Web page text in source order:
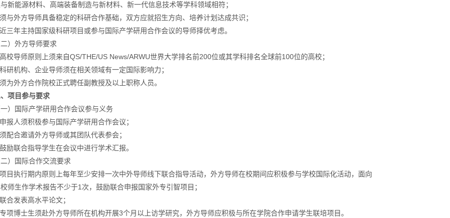
新能源材料、高端装备制造与新材料、新一代信息技术等学科领域相符；
与外方导师具备稳定的科研合作基础，双方应就招生方向、培养计划达成共识；
三年主持国家级科研项目或参与国际产学研用合作会议的导师择优考虑。
）外方导师要求
校导师原则上须来自QS/THE/US News/ARWU世界大学排名前200位或其学科排名全球前100位的高校；
研机构、企业导师须在相关领域有一定国际影响力；
为外方合作院校正式聘任副教授及以上职称人员。
项目参与要求
）国际产学研用合作会议参与义务
报人须积极参与国际产学研用合作会议；
配合邀请外方导师或其团队代表参会；
励联合指导学生在会议中进行学术汇报。
）国际合作交流要求
目执行期内原则上每年至少安排一次中外导师线下联合指导活动，外方导师在校期间应积极参与学校国际化活动，面向
师生作学术报告不少于1次，鼓励联合申报国家外专引智项目；
合发表高水平论文；
项博士生须赴外方导师所在机构开展3个月以上访学研究，外方导师应积极与所在学院合作申请学生联培项目。